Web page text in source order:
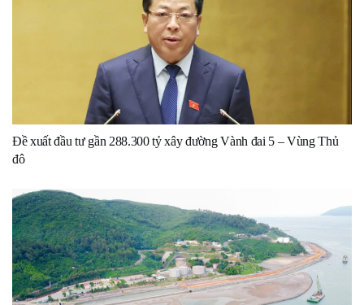
Đề xuất đầu tư gần 288.300 tỷ xây đường Vành đai 5 – Vùng Thủ
đô